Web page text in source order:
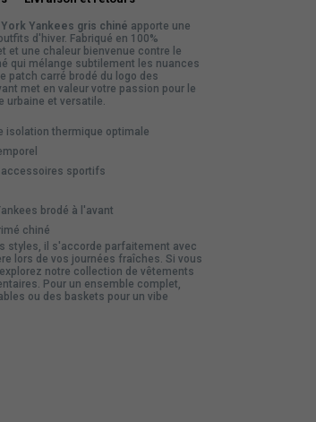
Yankees gris chiné apporte une
d'hiver. Fabriqué en 100%
et une chaleur bienvenue contre le
qui mélange subtilement les nuances
patch carré brodé du logo des
met en valeur votre passion pour le
urbaine et versatile.
isolation thermique optimale
sportifs
brodé à l'avant
chiné
styles, il s'accorde parfaitement avec
lors de vos journées fraîches. Si vous
notre collection de vêtements
Pour un ensemble complet,
ou des baskets pour un vibe